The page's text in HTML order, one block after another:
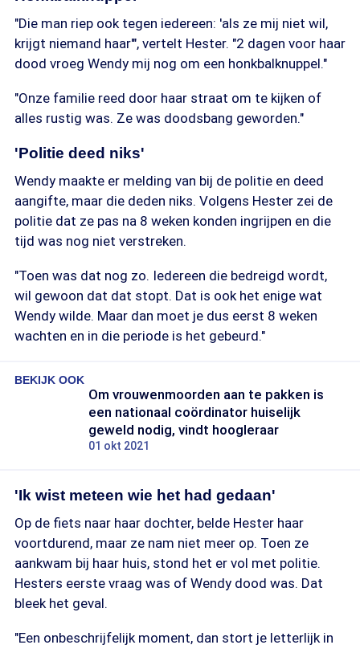
"Die man riep ook tegen iedereen: 'als ze mij niet wil,
krijgt niemand haar'", vertelt Hester. "2 dagen voor haar
dood vroeg Wendy mij nog om een honkbalknuppel."
"Onze familie reed door haar straat om te kijken of
alles rustig was. Ze was doodsbang geworden."
'Politie deed niks'
Wendy maakte er melding van bij de politie en deed
aangifte, maar die deden niks. Volgens Hester zei de
politie dat ze pas na 8 weken konden ingrijpen en die
tijd was nog niet verstreken.
"Toen was dat nog zo. Iedereen die bedreigd wordt,
wil gewoon dat dat stopt. Dat is ook het enige wat
Wendy wilde. Maar dan moet je dus eerst 8 weken
wachten en in die periode is het gebeurd."
BEKIJK OOK
Om vrouwenmoorden aan te pakken is
een nationaal coördinator huiselijk
geweld nodig, vindt hoogleraar
01 okt 2021
'Ik wist meteen wie het had gedaan'
Op de fiets naar haar dochter, belde Hester haar
voortdurend, maar ze nam niet meer op. Toen ze
aankwam bij haar huis, stond het er vol met politie.
Hesters eerste vraag was of Wendy dood was. Dat
bleek het geval.
"Een onbeschrijfelijk moment, dan stort je letterlijk in